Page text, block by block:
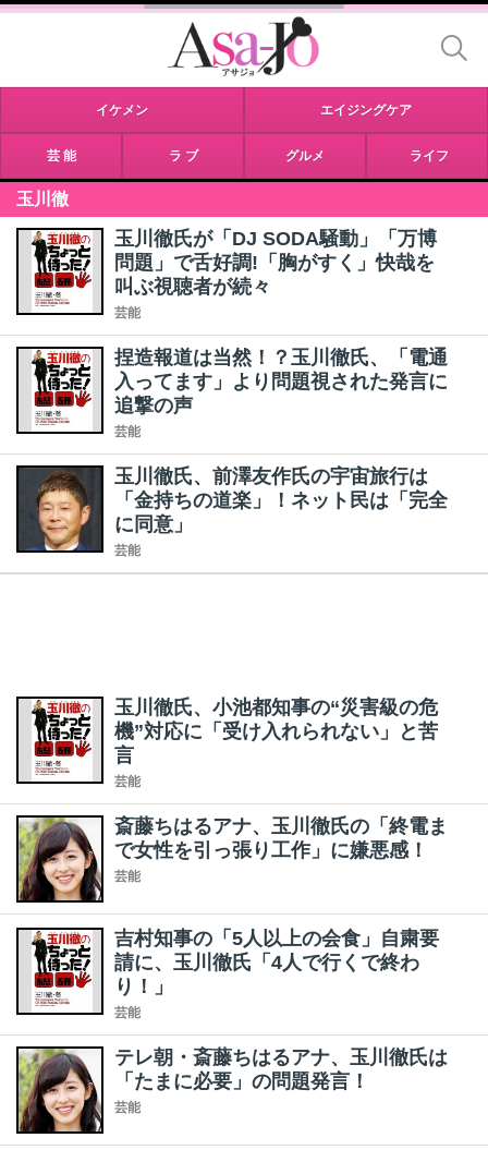
イケメン エイジングケア
芸 能 ラ ブ グルメ ライフ
玉川徹
玉川徹氏が「DJ SODA騒動」「万博
問題」で舌好調!「胸がすく」快哉を
叫ぶ視聴者が続々
芸能
捏造報道は当然！？玉川徹氏、「電通
入ってます」より問題視された発言に
追撃の声
芸能
玉川徹氏、前澤友作氏の宇宙旅行は
「金持ちの道楽」！ネット民は「完全
に同意」
芸能
玉川徹氏、小池都知事の“災害級の危
機”対応に「受け入れられない」と苦
言
芸能
斎藤ちはるアナ、玉川徹氏の「終電ま
で女性を引っ張り工作」に嫌悪感！
芸能
吉村知事の「5人以上の会食」自粛要
請に、玉川徹氏「4人で行くで終わ
り！」
芸能
テレ朝・斎藤ちはるアナ、玉川徹氏は
「たまに必要」の問題発言！
芸能